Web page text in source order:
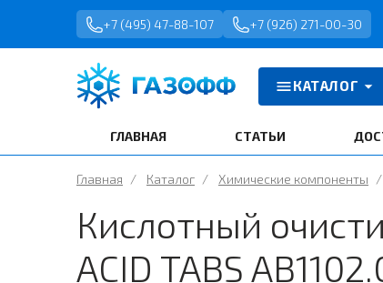
+7 (495) 47-88-107 +7 (926) 271-00-30
КАТАЛОГ
ГЛАВНАЯ СТАТЬИ
Главная / Каталог / Химические компоненты /
Кислотный
ACID TABS